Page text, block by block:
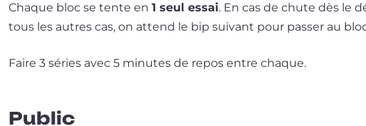
Chaque bloc se tente en 1 seul essai. En cas de chute dès le
tous les autres cas, on attend le bip sui­vant pour pas­ser au bloc
Faire 3 séries avec 5 minutes de repos entre chaque.
Public